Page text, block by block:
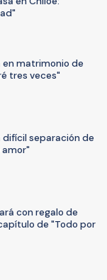
matrimonio de
tres veces"
difícil separación de
con regalo de
de "Todo por